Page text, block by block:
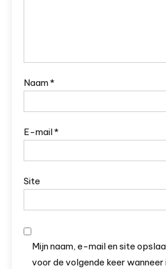
Naam*
E-mail*
Site
Mijn naam, e-mail en site
voor de volgende keer wanneer